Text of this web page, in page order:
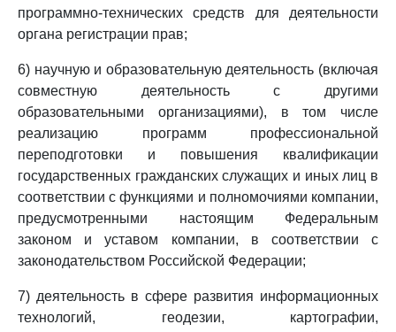
программно-технических средств для деятельности
органа регистрации прав;
6) научную и образовательную деятельность (включая
совместную деятельность с другими
образовательными организациями), в том числе
реализацию программ профессиональной
переподготовки и повышения квалификации
государственных гражданских служащих и иных лиц в
соответствии с функциями и полномочиями компании,
предусмотренными настоящим Федеральным
законом и уставом компании, в соответствии с
законодательством Российской Федерации;
7) деятельность в сфере развития информационных
технологий, геодезии, картографии,